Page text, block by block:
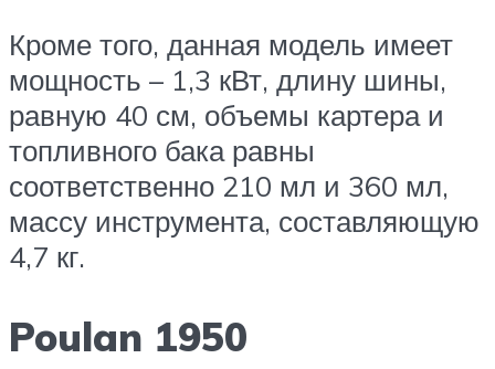
Кроме того, данная модель имеет
мощность – 1,3 кВт, длину шины,
равную 40 см, объемы картера и
топливного бака равны
соответственно 210 мл и 360 мл,
массу инструмента, составляющую
4,7 кг.
Poulan 1950